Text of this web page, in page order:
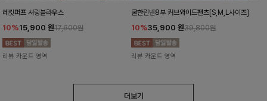
레킷퍼프 셔링블라우스
10%15,900 원17,600원
리뷰 카운트 영역
쿨한린넨8부 커브와이드팬츠[S,M,L사이즈]
10%35,900 원39,800원
리뷰 카운트 영역
더보기